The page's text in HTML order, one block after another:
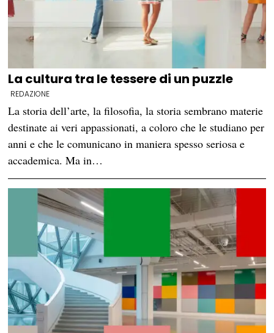
La cultura tra le tessere di un puzzle
REDAZIONE
La storia dell’arte, la filosofia, la storia sembrano materie
destinate ai veri appassionati, a coloro che le studiano per
anni e che le comunicano in maniera spesso seriosa e
accademica. Ma in…